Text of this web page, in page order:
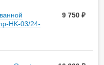
HK-03/24-
9 750